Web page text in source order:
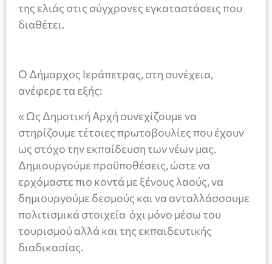
της ελιάς στις σύγχρονες εγκαταστάσεις που
διαθέτει.
Ο Δήμαρχος Ιεράπετρας, στη συνέχεια,
ανέφερε τα εξής:
« Ως Δημοτική Αρχή συνεχίζουμε να
στηρίζουμε τέτοιες πρωτοβουλίες που έχουν
ως στόχο την εκπαίδευση των νέων μας.
Δημιουργούμε προϋποθέσεις, ώστε να
ερχόμαστε πιο κοντά με ξένους λαούς, να
δημιουργούμε δεσμούς και να ανταλλάσσουμε
πολιτισμικά στοιχεία όχι μόνο μέσω του
τουρισμού αλλά και της εκπαιδευτικής
διαδικασίας.